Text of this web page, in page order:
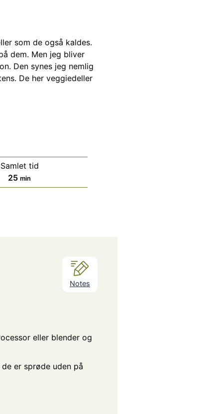
som de også kaldes.
dem. Men jeg bliver
Den synes jeg nemlig
De her veggiedeller
Samlet tid
25minutter
min
Notes
eller blender og
er sprøde uden på